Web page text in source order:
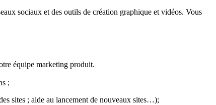
sociaux et des outils de création graphique et vidéos. Vous
équipe marketing produit.
;
sites ; aide au lancement de nouveaux sites…);